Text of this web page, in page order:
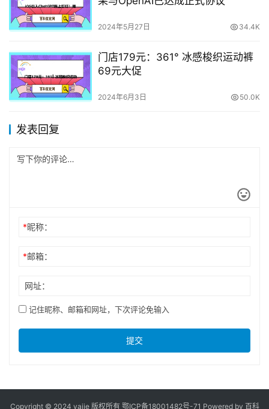
2024年5月27日 34.4K
门店179元：361° 冰感梭织运动裤
69元大促
2024年6月3日 50.0K
发表回复
*昵称：
*邮箱：
网址：
记住昵称、邮箱和网址，下次评论免输入
提交
Copyright © 2024 yajje 版权所有鄂ICP备18001482号-71 Powered by 百科